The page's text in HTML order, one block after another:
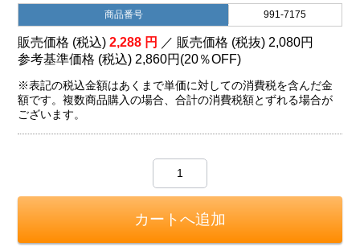
商品番号 991-7175
販売価格 (税込)2,288 円 ／ 販売価格 (税抜) 2,080円
参考基準価格 (税込) 2,860円 (20％OFF)
※表記の税込金額はあくまで単価に対しての消費税を含んだ金
額です。複数商品購入の場合、合計の消費税額とずれる場合が
ございます。